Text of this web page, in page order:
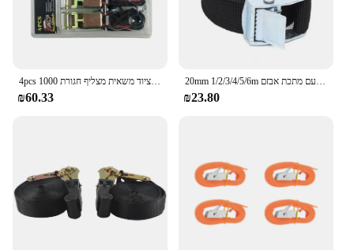
4pcs פוליאסטר עניבת מחגר למטה רצועות ציוד משאית מצליף חגורת 1000ton עומס מתח חבל מזוודות אבטחת מטענים אופני מכוניות
₪60.33
20mm 1/2/3/4/5/6m חזק מחגר חגורת רכב מתח חבל עם מתכת אבזם Tow Tensioner עניבת למטה רצועת מטען מטען מצליף
₪23.80